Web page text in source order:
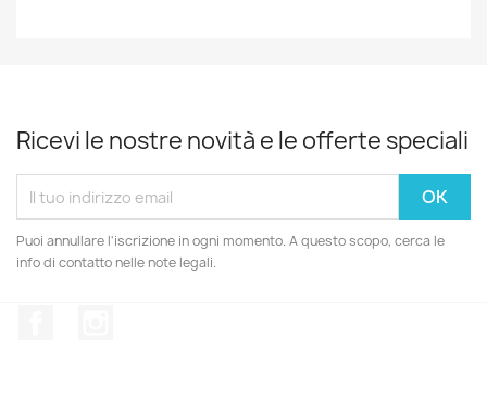
Ricevi le nostre novità e le offerte speciali
Puoi annullare l'iscrizione in ogni momento. A questo scopo, cerca le
info di contatto nelle note legali.